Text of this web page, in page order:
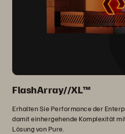
FlashArray//XL™
Erhalten Sie Performance der
damit einhergehende Komplexität
Lösung von Pure.